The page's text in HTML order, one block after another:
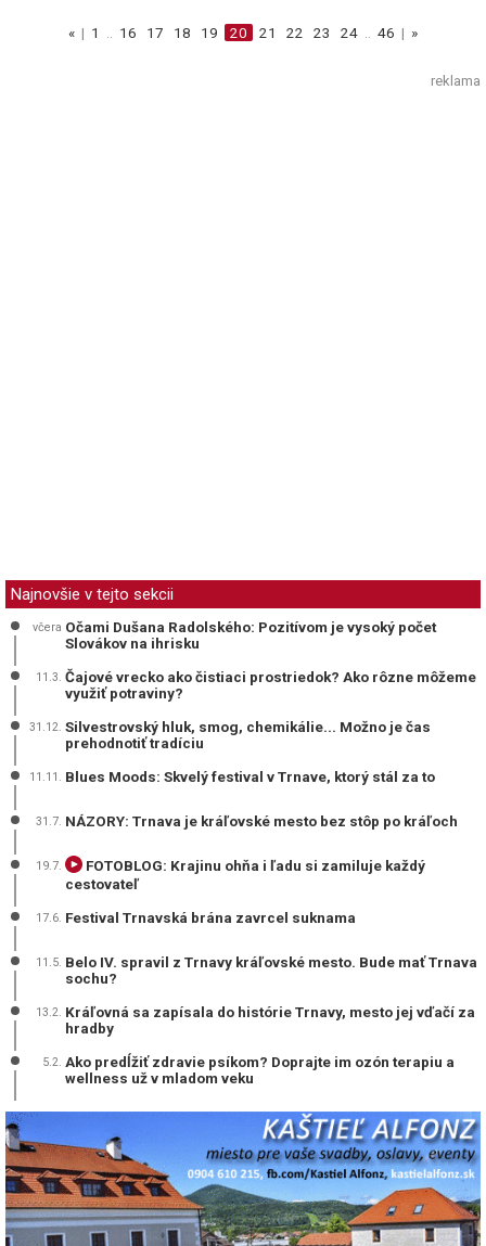
« | 1 .. 16 17 18 19 20 21 22 23 24 .. 46 | »
reklama
Najnovšie v tejto sekcii
včera Očami Dušana Radolského: Pozitívom je vysoký počet
Slovákov na ihrisku
11.3. Čajové vrecko ako čistiaci prostriedok? Ako rôzne môžeme
využiť potraviny?
31.12. Silvestrovský hluk, smog, chemikálie... Možno je čas
prehodnotiť tradíciu
11.11. Blues Moods: Skvelý festival v Trnave, ktorý stál za to
31.7. NÁZORY: Trnava je kráľovské mesto bez stôp po kráľoch
19.7.
FOTOBLOG: Krajinu ohňa i ľadu si zamiluje každý
cestovateľ
17.6. Festival Trnavská brána zavrcel suknama
11.5. Belo IV. spravil z Trnavy kráľovské mesto. Bude mať Trnava
sochu?
13.2. Kráľovná sa zapísala do histórie Trnavy, mesto jej vďačí za
hradby
5.2. Ako predĺžiť zdravie psíkom? Doprajte im ozón terapiu a
wellness už v mladom veku